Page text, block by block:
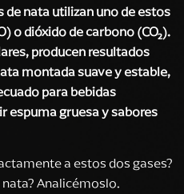
nata utilizan uno de estos
o dióxido de carbono (CO₂).
producen resultados
montada suave y estable,
para bebidas
espuma gruesa y sabores
a estos dos gases?
Analicémoslo.